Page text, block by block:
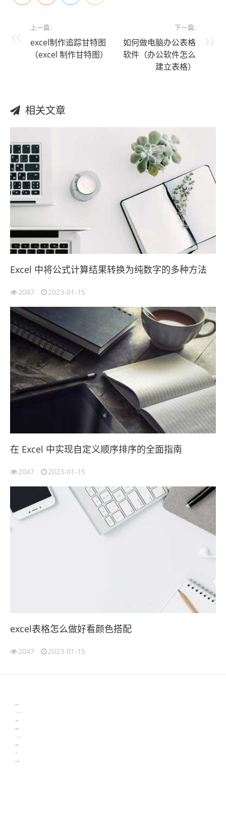
上一篇:
excel制作追踪甘特图
（excel 制作甘特图）
下一篇:
如何做电脑办公表格
软件（办公软件怎么
建立表格）
相关文章
Excel 中将公式计算结果转换为纯数字的多种方法
2047 2023-01-15
在 Excel 中实现自定义顺序排序的全面指南
2047 2023-01-15
excel表格怎么做好看颜色搭配
2047 2023-01-15